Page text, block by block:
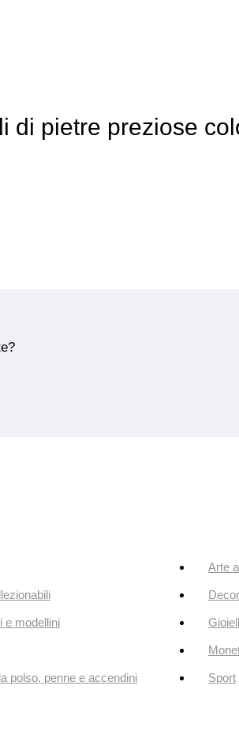
di pietre preziose
Arte
e modellini
polso, penne e accendini Sport